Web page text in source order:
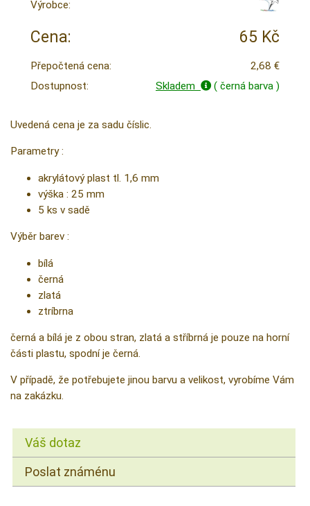
Výrobce:
Cena: 65 Kč
Přepočtená cena:
2,68 €
Dostupnost:
Skladem ( černá barva )
Uvedená cena je za sadu číslic.
Parametry :
akrylátový plast tl. 1,6 mm
výška : 25 mm
5 ks v sadě
Výběr barev :
bílá
černá
zlatá
ztríbrna
černá a bílá je z obou stran, zlatá a stříbrná je pouze na horní
části plastu, spodní je černá.
V případě, že potřebujete jinou barvu a velikost, vyrobíme Vám
na zakázku.
Váš dotaz
Poslat známénu